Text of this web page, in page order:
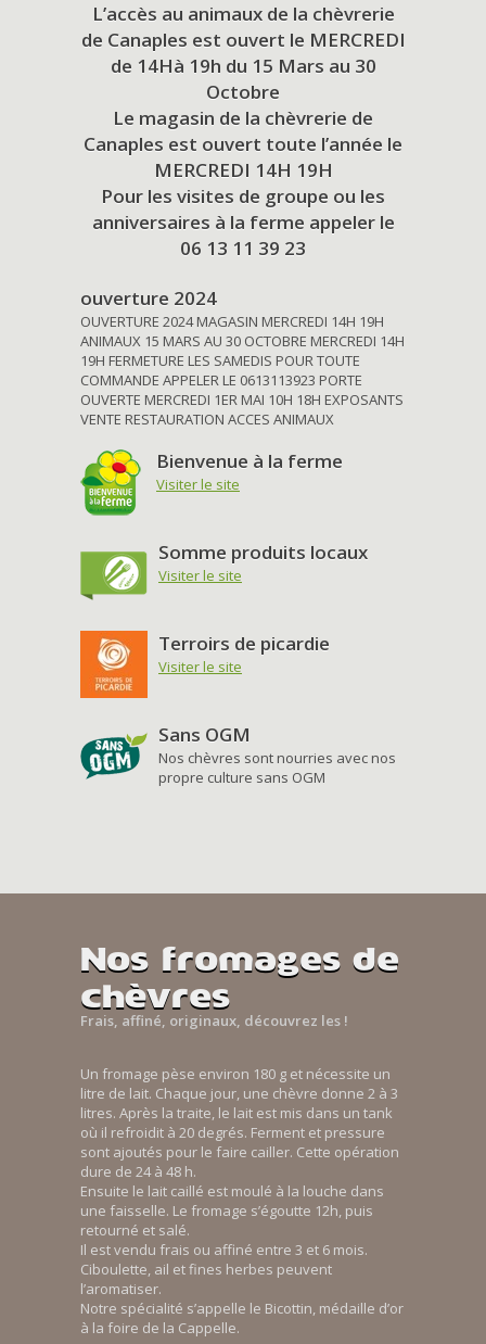
L’accès au animaux de la chèvrerie
de Canaples est ouvert le MERCREDI
de 14Hà 19h du 15 Mars au 30
Octobre
Le magasin de la chèvrerie de
Canaples est ouvert toute l’année le
MERCREDI 14H 19H
Pour les visites de groupe ou les
anniversaires à la ferme appeler le
06 13 11 39 23
ouverture 2024
OUVERTURE 2024 MAGASIN MERCREDI 14H 19H
ANIMAUX 15 MARS AU 30 OCTOBRE MERCREDI 14H
19H FERMETURE LES SAMEDIS POUR TOUTE
COMMANDE APPELER LE 0613113923 PORTE
OUVERTE MERCREDI 1ER MAI 10H 18H EXPOSANTS
VENTE RESTAURATION ACCES ANIMAUX
Bienvenue à la ferme
Visiter le site
Somme produits locaux
Visiter le site
Terroirs de picardie
Visiter le site
Sans OGM
Nos chèvres sont nourries avec nos
propre culture sans OGM
Nos fromages de
chèvres
Frais, affiné, originaux, découvrez les !
Un fromage pèse environ 180 g et nécessite un
litre de lait. Chaque jour, une chèvre donne 2 à 3
litres. Après la traite, le lait est mis dans un tank
où il refroidit à 20 degrés. Ferment et pressure
sont ajoutés pour le faire cailler. Cette opération
dure de 24 à 48 h.
Ensuite le lait caillé est moulé à la louche dans
une faisselle. Le fromage s’égoutte 12h, puis
retourné et salé.
Il est vendu frais ou affiné entre 3 et 6 mois.
Ciboulette, ail et fines herbes peuvent
l’aromatiser.
Notre spécialité s’appelle le Bicottin, médaille d’or
à la foire de la Cappelle.